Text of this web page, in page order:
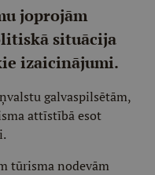
joprojām
situācija
izaicinājumi.
galvaspilsētām,
attīstībā esot
tūrisma nodevām